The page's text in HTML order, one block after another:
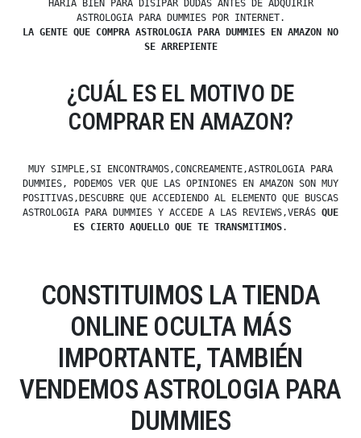
HARÍA BIEN PARA DISIPAR DUDAS ANTES DE ADQUIRIR
ASTROLOGIA PARA DUMMIES POR INTERNET.
LA GENTE QUE COMPRA ASTROLOGIA PARA DUMMIES EN AMAZON NO
SE ARREPIENTE
¿CUÁL ES EL MOTIVO DE
COMPRAR EN AMAZON?
MUY SIMPLE,SI ENCONTRAMOS,CONCREAMENTE,ASTROLOGIA PARA
DUMMIES, PODEMOS VER QUE LAS OPINIONES EN AMAZON SON MUY
POSITIVAS,DESCUBRE QUE ACCEDIENDO AL ELEMENTO QUE BUSCAS
ASTROLOGIA PARA DUMMIES Y ACCEDE A LAS REVIEWS,VERÁS QUE
ES CIERTO AQUELLO QUE TE TRANSMITIMOS.
CONSTITUIMOS LA TIENDA
ONLINE OCULTA MÁS
IMPORTANTE, TAMBIÉN
VENDEMOS ASTROLOGIA PARA
DUMMIES